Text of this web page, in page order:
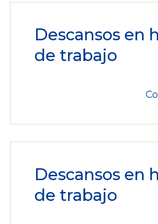
Descansos en
de trabajo
Descansos en
de trabajo